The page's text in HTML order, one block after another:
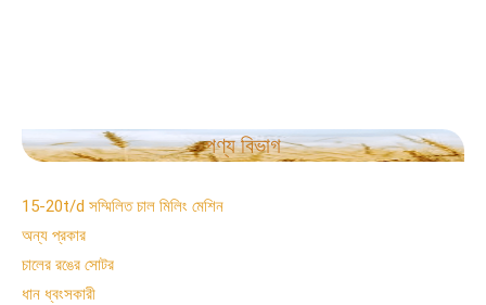
পণ্য বিভাগ
15-20t/d সম্মিলিত চাল মিলিং মেশিন
অন্য প্রকার
চালের রঙের সোটর
ধান ধ্বংসকারী